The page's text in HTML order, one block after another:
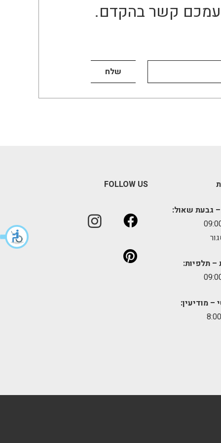
עמכם קשר בהקדם.
גבעת שאול:
– תלפיות:
– מודיעין:
FOLLOW US